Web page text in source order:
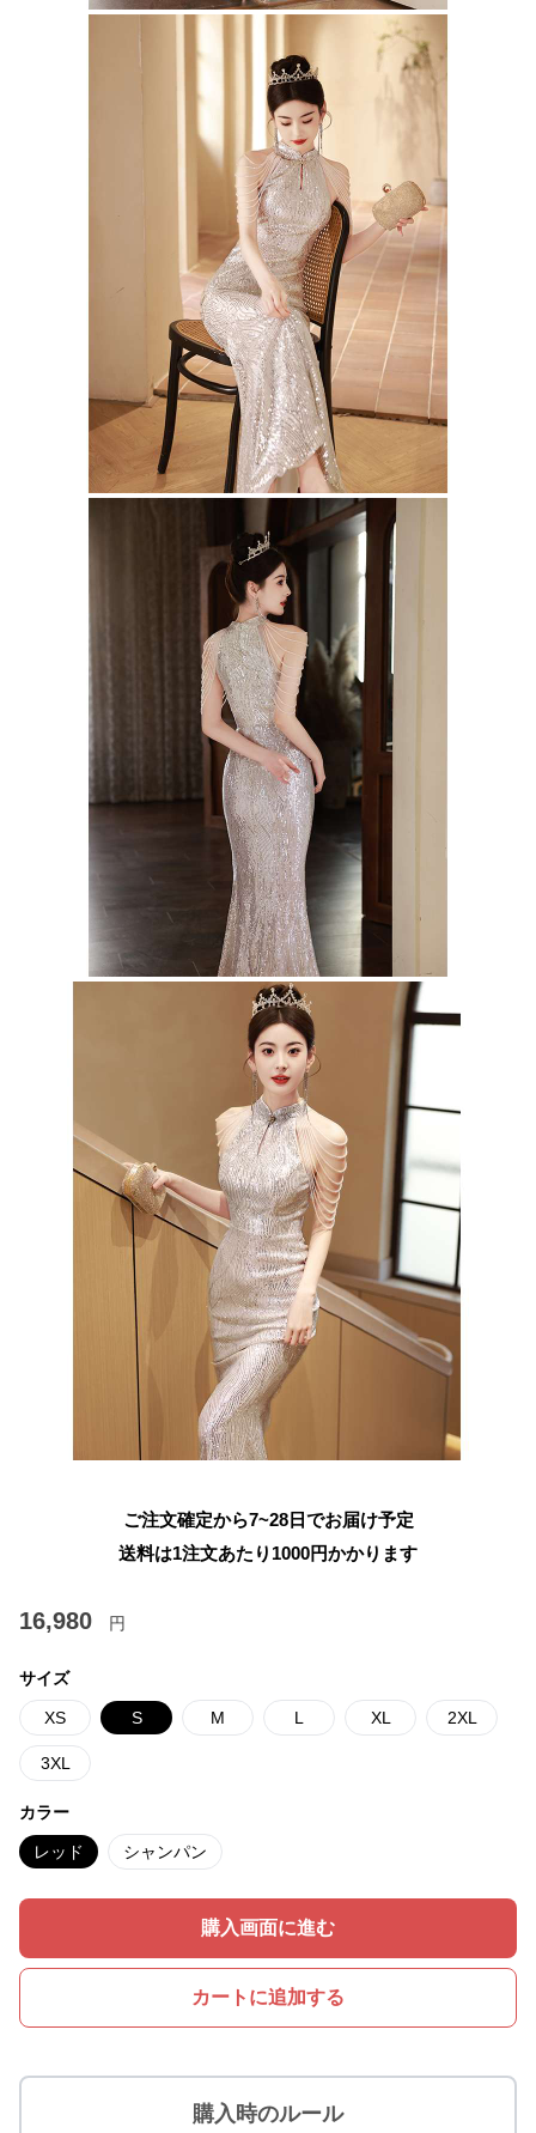
ご注文確定から7~28日でお届け予定
送料は1注文あたり 1000円かかります
16,980 円
サイズ
XS S M L XL 2XL
3XL
カラー
レッド シャンパン
購入画面に進む
カートに追加する
購入時のルール